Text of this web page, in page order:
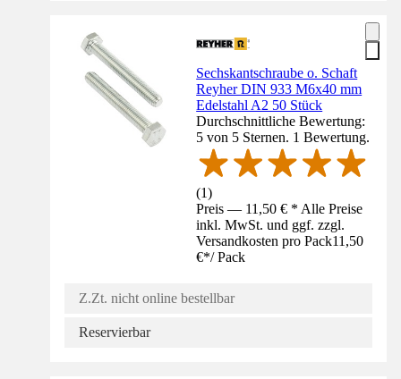
Sechskantschraube o. Schaft
Reyher DIN 933 M6x40 mm
Edelstahl A2 50 Stück
Durchschnittliche Bewertung:
5 von 5 Sternen. 1 Bewertung.
(1)
Preis — 11,50 € * Alle Preise
inkl. MwSt. und ggf. zzgl.
Versandkosten pro Pack11,50
€*/ Pack
Z.Zt. nicht online bestellbar
Reservierbar